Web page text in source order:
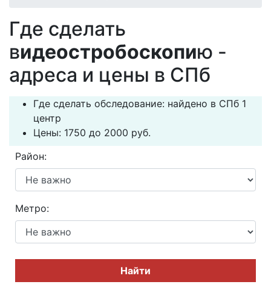
Где сделать
видеостробоскопию -
адреса и цены в СПб
Где сделать обследование: найдено в СПб 1
центр
Цены: 1750 до 2000 руб.
Район:
Метро:
Найти